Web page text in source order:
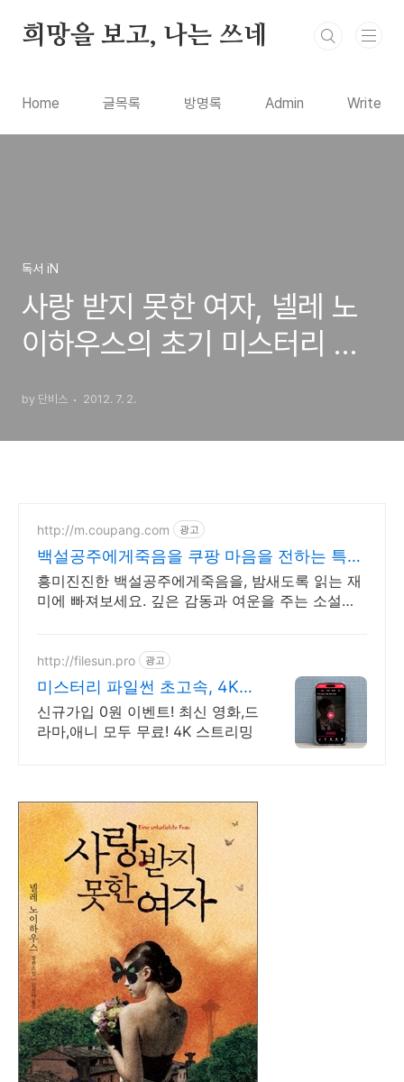
희망을 보고, 나는 쓰네
Home 글목록 방명록 Admin Write
독서 iN
사랑 받지 못한 여자, 넬레 노
이하우스의 초기 미스터리 작
by 단비스 2012. 7. 2.
http://m.coupang.com 광고
백설공주에게죽음을 쿠팡 마음을 전하는 특별
한 선물
흥미진진한 백설공주에게죽음을, 밤새도록 읽는 재
미에 빠져보세요. 깊은 감동과 여운을 주는 소설책,
http://filesun.pro 광고
미스터리 파일썬 초고속, 4K
실시간 보기!
신규가입 0원 이벤트! 최신 영화,드
라마,애니 모두 무료! 4K 스트리밍